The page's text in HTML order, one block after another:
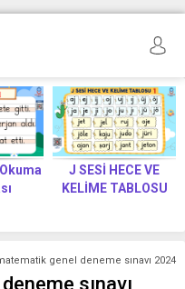
J SESİ HECE VE
KELİME TABLOSU
genel deneme sınavı 2024
sınavı